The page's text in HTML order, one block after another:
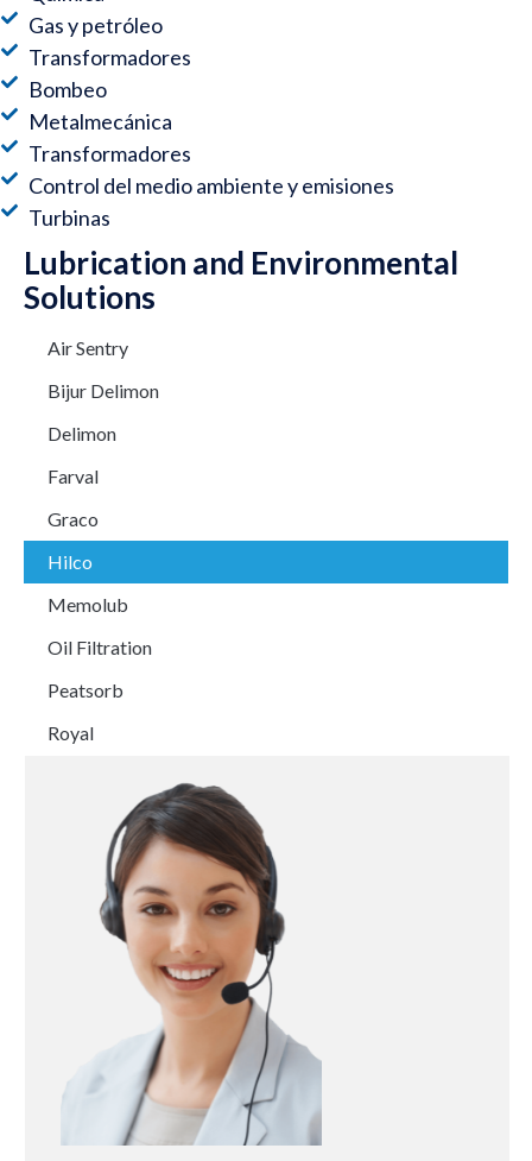
Lubrication and Environmental
Solutions
Air Sentry
Bijur Delimon
Delimon
Farval
Graco
Hilco
Memolub
Oil Filtration
Peatsorb
Royal
Gas y petróleo
Transformadores
Bombeo
Metalmecánica
Transformadores
Control del medio ambiente y emisiones
Turbinas